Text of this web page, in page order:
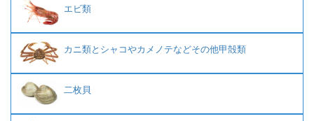
エビ類
カニ類とシャコやカメノテなどその他甲殻類
二枚貝